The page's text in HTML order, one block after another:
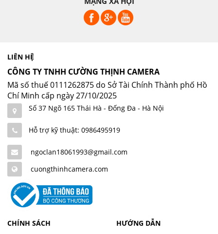
LIÊN HỆ
CÔNG TY TNHH CƯỜNG THỊNH CAMERA
Mã số thuế 0111262875 do Sở Tài Chính Thành phố Hồ
Chí Minh cấp ngày 27/10/2025
Số 37 Ngõ 165 Thái Hà - Đống Đa - Hà Nội
Hỗ trợ kỹ thuật: 0986495919
ngoclan18061993@gmail.com
cuongthinhcamera.com
CHÍNH SÁCH
HƯỚNG DẪN